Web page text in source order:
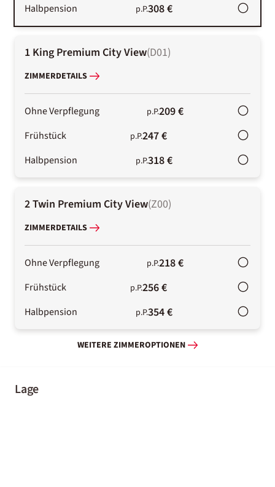
Halbpension p.P.308 €
1 King Premium City View(D01)
ZIMMERDETAILS
Ohne Verpflegung p.P.209 €
Frühstück p.P.247 €
Halbpension p.P.318 €
2 Twin Premium City View(Z00)
ZIMMERDETAILS
Ohne Verpflegung p.P.218 €
Frühstück p.P.256 €
Halbpension p.P.354 €
WEITERE ZIMMEROPTIONEN
Lage